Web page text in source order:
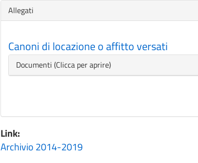
Nascondi
Allegati
Canoni di locazione o affitto versati
Nascondi
Documenti
Link:
Archivio 2014-2019